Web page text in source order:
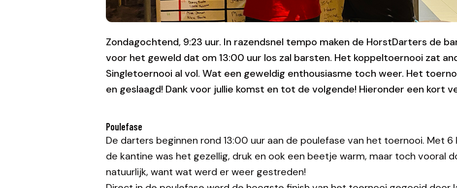
Zondagochtend, 9:23 uur. In razendsnel tempo maken de HorstDarters de
voor het geweld dat om 13:00 uur los zal barsten. Het koppeltoernooi zat
Singletoernooi al vol. Wat een geweldig enthousiasme toch weer. Het
en geslaagd! Dank voor jullie komst en tot de volgende! Hieronder een kort
Poulefase
De darters beginnen rond 13:00 uur aan de poulefase van het toernooi. Met 6
de kantine was het gezellig, druk en ook een beetje warm, maar toch vooral
natuurlijk, want wat werd er weer gestreden!